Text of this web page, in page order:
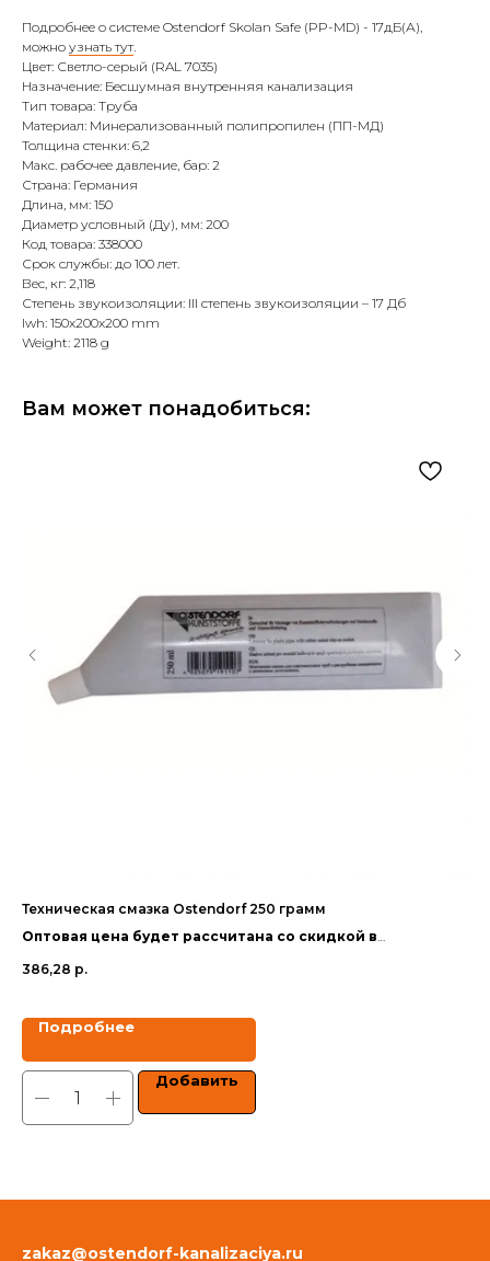
Подробнее о системе Ostendorf Skolan Safe (PP-MD) - 17дБ(А),
можно узнать тут.
Цвет: Светло-серый (RAL 7035)
Назначение: Бесшумная внутренняя канализация
Тип товара: Труба
Материал: Минерализованный полипропилен (ПП-МД)
Толщина стенки: 6,2
Макс. рабочее давление, бар: 2
Страна: Германия
Длина, мм: 150
Диаметр условный (Ду), мм: 200
Код товара: 338000
Срок службы: до 100 лет.
Вес, кг: 2,118
Степень звукоизоляции: III степень звукоизоляции – 17 Дб
lwh: 150x200x200 mm
Weight: 2118 g
Вам может понадобиться:
Техническая смазка Ostendorf 250 грамм
Оптовая цена будет рассчитана со скидкой в
386,28 р.
Подробнее
Добавить
zakaz@ostendorf-kanalizaciya.ru